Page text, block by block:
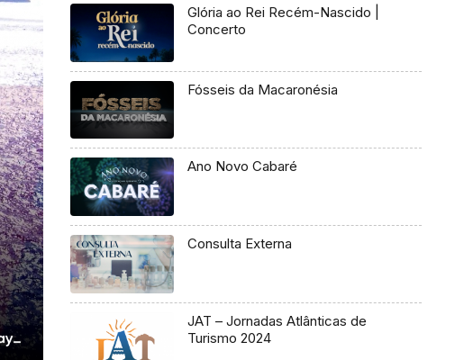
Glória ao Rei Recém-Nascido |
Concerto
Fósseis da Macaronésia
Ano Novo Cabaré
Consulta Externa
JAT – Jornadas Atlânticas de
Turismo 2024